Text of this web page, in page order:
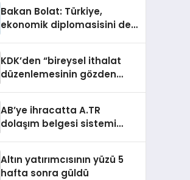
Bakan Bolat: Türkiye,
ekonomik diplomasisini de
KDK’den “bireysel ithalat
düzenlemesinin gözden
AB’ye ihracatta A.TR
dolaşım belgesi sistemi
Altın yatırımcısının yüzü 5
hafta sonra güldü